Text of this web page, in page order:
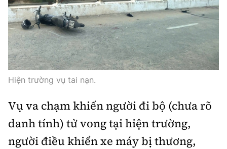
Nhà thầu
Mời thầu - Đấu thầu
Thi viết về GTVT
Gương sáng giao thông
Âm nhạc
Hậu trường sao
360 độ thể thao
Sản phẩm mới
Tư vấn
Thế giới
Thời sự Quốc tế
Hồ sơ tài liệu
Thế giới giao thông
Thế giới xây dựng
Đi ++
Du lịch
Khám phá
Lối sống
Ẩm thực
Video
Khám phá
Camera giao thông
Hiện trường vụ tai nạn.
Vụ va chạm khiến người đi bộ (chưa rõ
danh tính) tử vong tại hiện trường,
người điều khiển xe máy bị thương,